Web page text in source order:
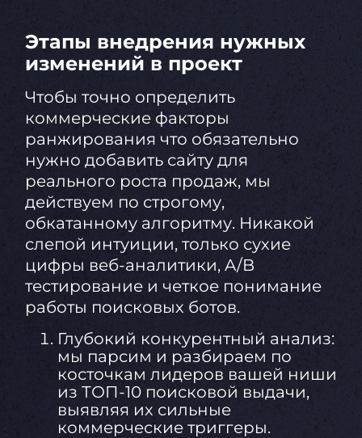
Этапы внедрения нужных
изменений в проект
Чтобы точно определить
коммерческие факторы
ранжирования что обязательно
нужно добавить сайту для
реального роста продаж, мы
действуем по строгому,
обкатанному алгоритму. Никакой
слепой интуиции, только сухие
цифры веб-аналитики, A/B
тестирование и четкое понимание
работы поисковых ботов.
Глубокий конкурентный анализ:
мы парсим и разбираем по
косточкам лидеров вашей ниши
из ТОП-10 поисковой выдачи,
выявляя их сильные
коммерческие триггеры.